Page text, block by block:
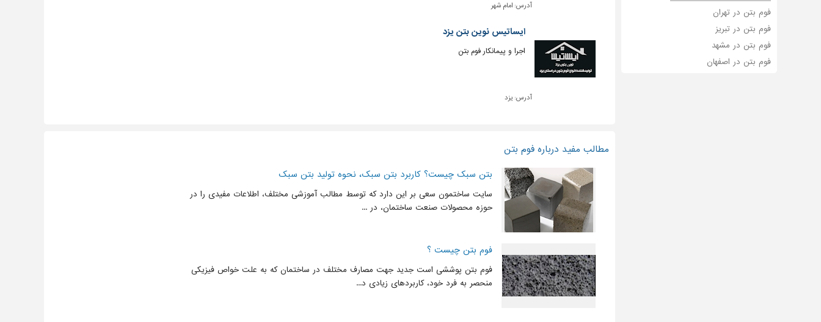
آدرس: امام شهر
ایساتیس نوین بتن یزد
اجرا و پیمانکار فوم بتن
آدرس: یزد
مطالب مفید درباره فوم بتن
بتن سبک چیست؟ کاربرد بتن سبک، نحوه تولید بتن سبک
سایت ساختمون سعی بر این دارد که توسط مطالب آموزشی مختلف، اطلاعات مفیدی را در
حوزه محصولات صنعت ساختمان، در ...
فوم بتن چیست ؟
فوم بتن پوششی است جدید جهت مصارف مختلف در ساختمان که به علت خواص فیزیکی
منحصر به فرد خود، کاربردهای زیادی د...
فوم بتن در تهران
فوم بتن در تبریز
فوم بتن در مشهد
فوم بتن در اصفهان